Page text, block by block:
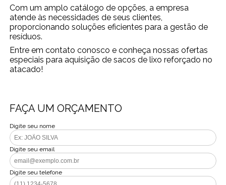
Com um amplo catálogo de opções, a empresa
atende às necessidades de seus clientes,
proporcionando soluções eficientes para a gestão de
resíduos.
Entre em contato conosco e conheça nossas ofertas
especiais para aquisição de sacos de lixo reforçado no
atacado!
FAÇA UM ORÇAMENTO
Digite seu nome
Digite seu email
Digite seu telefone